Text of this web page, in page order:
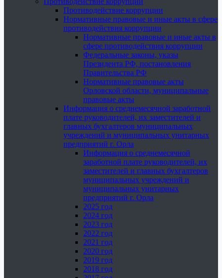
Противодействие коррупции
Нормативные правовые и иные акты в сфере
противодействия коррупции
Нормативные правовые и иные акты в
сфере противодействия коррупции
Федеральные законы, указы
Президента РФ, постановления
Правительства РФ
Нормативные правовые акты
Орловской области, муниципальные
правовые акты
Информация о среднемесячной заработной
плате руководителей, их заместителей и
главных бухгалтеров муниципальных
учреждений и муниципальных унитарных
предприятий г. Орла
Информация о среднемесячной
заработной плате руководителей, их
заместителей и главных бухгалтеров
муниципальных учреждений и
муниципальных унитарных
предприятий г. Орла
2025 год
2024 год
2023 год
2022 год
2021 год
2020 год
2019 год
2018 год